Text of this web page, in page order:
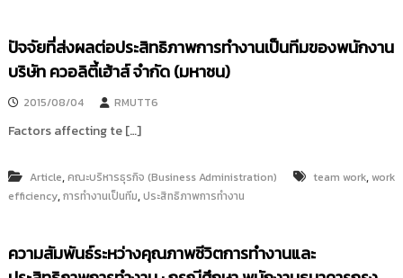
ปัจจัยที่ส่งผลต่อประสิทธิภาพการทำงานเป็นทีมของพนักงาน
บริษัท ควอลิตี้เฮ้าส์ จำกัด (มหาชน)
2015/08/04 RMUTT6
Factors affecting te […]
Article,คณะบริหารธุรกิจ (Business Administration) team work,work
efficiency,การทำงานเป็นทีม,ประสิทธิภาพการทำงาน
ความสัมพันธ์ระหว่างคุณภาพชีวิตการทำงานและ